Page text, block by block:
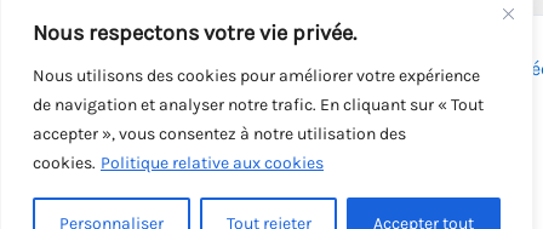
Nous respectons votre vie privée.
Nous utilisons des cookies pour améliorer votre expérience
de navigation et analyser notre trafic. En cliquant sur « Tout
accepter », vous consentez à notre utilisation des
cookies. Politique relative aux cookies
Personnaliser Tout rejeter Accepter tout
Copyright © 2026 - Tous droits réservés - | Webmaster
Solution